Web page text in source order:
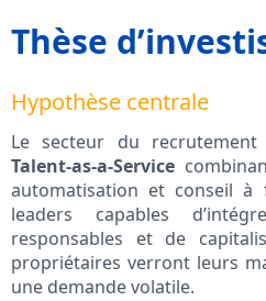
Thèse
Hypothèse centrale
Le secteur du
Talent-as-a-Service
automatisation et conseil à
leaders capables
responsables et de
propriétaires verront leurs
une demande volatile.